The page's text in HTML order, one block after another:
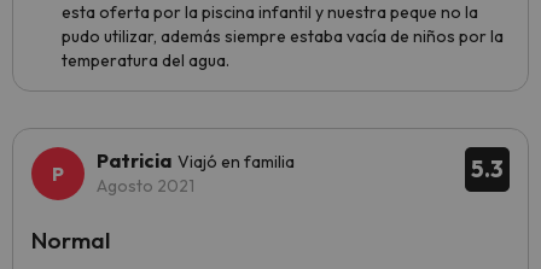
esta oferta por la piscina infantil y nuestra peque no la
pudo utilizar, además siempre estaba vacía de niños por la
temperatura del agua.
5.3
Patricia Viajó en familia
Agosto 2021
Normal